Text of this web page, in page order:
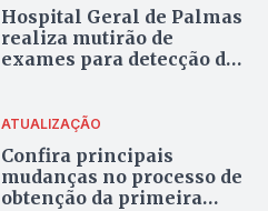
Hospital Geral de Palmas
realiza mutirão de
exames para detecção de
ATUALIZAÇÃO
Confira principais
mudanças no processo de
obtenção da primeira